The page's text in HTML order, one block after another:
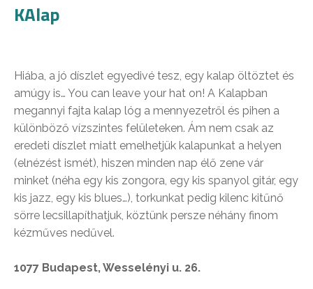
KAlap
Hiába, a jó díszlet egyedivé tesz, egy kalap öltöztet és
amúgy is… You can leave your hat on! A Kalapban
megannyi fajta kalap lóg a mennyezetről és pihen a
különböző vízszintes felületeken. Ám nem csak az
eredeti díszlet miatt emelhetjük kalapunkat a helyen
(elnézést ismét), hiszen minden nap élő zene vár
minket (néha egy kis zongora, egy kis spanyol gitár, egy
kis jazz, egy kis blues…), torkunkat pedig kilenc kitűnő
sörre lecsillapíthatjuk, köztünk persze néhány finom
kézműves nedűvel.
1077 Budapest, Wesselényi u. 26.